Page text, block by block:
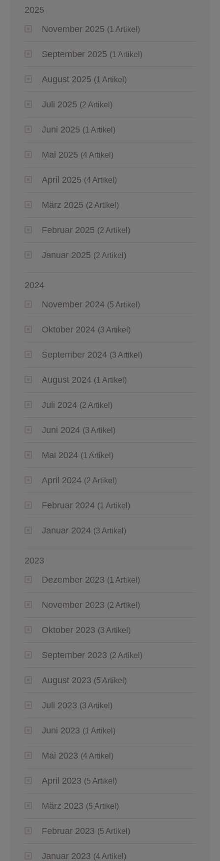
2025
November 2025 (1 Artikel)
September 2025 (1 Artikel)
August 2025 (1 Artikel)
Juli 2025 (2 Artikel)
Juni 2025 (1 Artikel)
Mai 2025 (4 Artikel)
April 2025 (4 Artikel)
März 2025 (2 Artikel)
Februar 2025 (2 Artikel)
Januar 2025 (2 Artikel)
2024
November 2024 (5 Artikel)
Oktober 2024 (3 Artikel)
September 2024 (3 Artikel)
August 2024 (1 Artikel)
Juli 2024 (2 Artikel)
Juni 2024 (3 Artikel)
Mai 2024 (1 Artikel)
April 2024 (2 Artikel)
Februar 2024 (1 Artikel)
Januar 2024 (3 Artikel)
2023
Dezember 2023 (1 Artikel)
November 2023 (2 Artikel)
Oktober 2023 (3 Artikel)
September 2023 (2 Artikel)
August 2023 (5 Artikel)
Juli 2023 (3 Artikel)
Juni 2023 (1 Artikel)
Mai 2023 (4 Artikel)
April 2023 (5 Artikel)
März 2023 (5 Artikel)
Februar 2023 (5 Artikel)
Januar 2023 (4 Artikel)